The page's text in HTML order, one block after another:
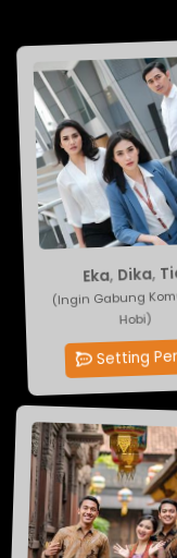
Eka, Dika,
(Ingin Gabung
Hobi)
Setting